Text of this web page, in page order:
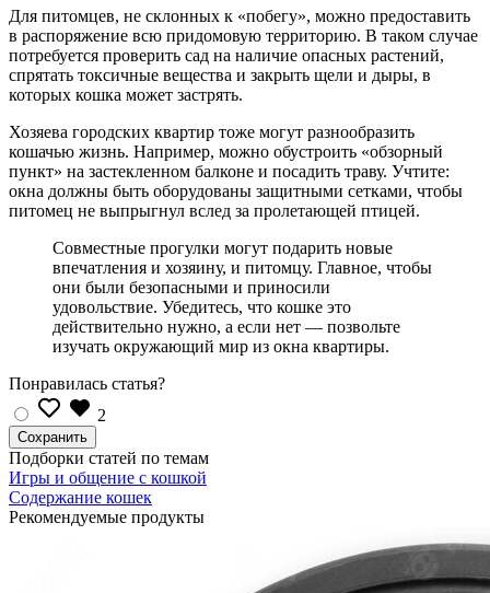
Для питомцев, не склонных к «побегу», можно предоставить
в распоряжение всю придомовую территорию. В таком случае
потребуется проверить сад на наличие опасных растений,
спрятать токсичные вещества и закрыть щели и дыры, в
которых кошка может застрять.
Хозяева городских квартир тоже могут разнообразить
кошачью жизнь. Например, можно обустроить «обзорный
пункт» на застекленном балконе и посадить траву. Учтите:
окна должны быть оборудованы защитными сетками, чтобы
питомец не выпрыгнул вслед за пролетающей птицей.
Совместные прогулки могут подарить новые
впечатления и хозяину, и питомцу. Главное, чтобы
они были безопасными и приносили
удовольствие. Убедитесь, что кошке это
действительно нужно, а если нет — позвольте
изучать окружающий мир из окна квартиры.
Понравилась статья?
2
Подборки статей по темам
Игры и общение с кошкой
Содержание кошек
Рекомендуемые продукты